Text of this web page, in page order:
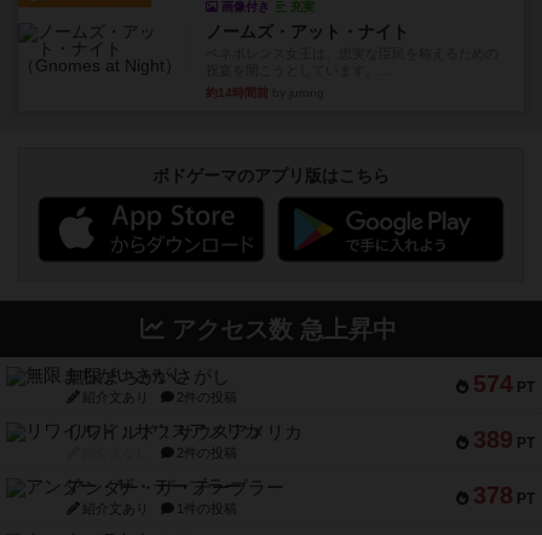
画像付き 充実
ノームズ・アット・ナイト
約14時間前
ボドゲーマのアプリ版はこちら
アクセス数 急上昇中
574 PT
無限まちがいさがし
紹介文あり 2件の投稿
389 PT
リワイルド：サウスアメリカ
2件の投稿
378 PT
アンダー・ザ・テーブラー
紹介文あり 1件の投稿